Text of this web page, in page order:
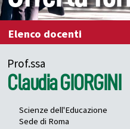
Elenco docenti
Prof.ssa
ClaudiaGIORGINI
Scienze dell'Educazione
Sede di Roma